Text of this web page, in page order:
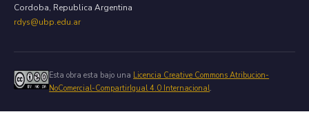
Cordoba, Republica Argentina
rdys@ubp.edu.ar
Esta obra esta bajo una Licencia Creative Commons Atribucion-
NoComercial-CompartirIgual 4.0 Internacional.